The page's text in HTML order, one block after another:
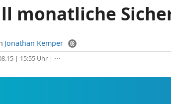
monatliche
Jonathan Kemper
| 15:55 Uhr| ⋯